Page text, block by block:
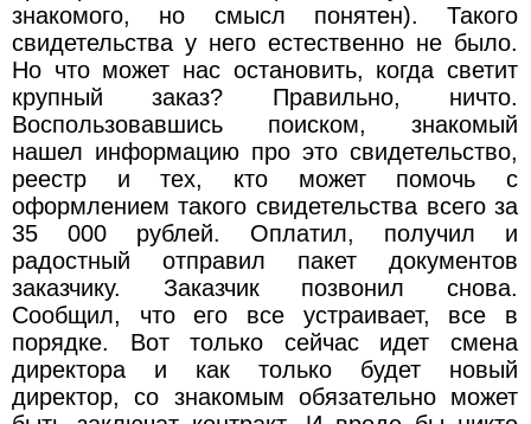
знакомого, но смысл понятен). Такого
свидетельства у него естественно не было.
Но что может нас остановить, когда светит
крупный заказ? Правильно, ничто.
Воспользовавшись поиском, знакомый
нашел информацию про это свидетельство,
реестр и тех, кто может помочь с
оформлением такого свидетельства всего за
35 000 рублей. Оплатил, получил и
радостный отправил пакет документов
заказчику. Заказчик позвонил снова.
Сообщил, что его все устраивает, все в
порядке. Вот только сейчас идет смена
директора и как только будет новый
директор, со знакомым обязательно может